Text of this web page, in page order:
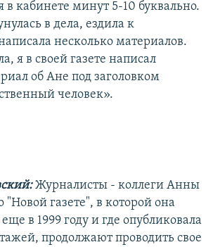
кабинете минут 5-10 буквально.
в дела, ездила к
несколько материалов.
я в своей газете написал
об Ане под заголовком
человек».
Журналисты - коллеги Анны
"Новой газете", в которой она
в 1999 году и где опубликовала
продолжают проводить свое